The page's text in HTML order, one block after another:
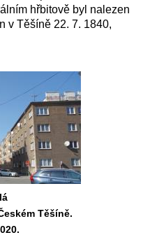
hřbitově byl nalezen
v Těšíně 22. 7. 1840,
Těšíně.